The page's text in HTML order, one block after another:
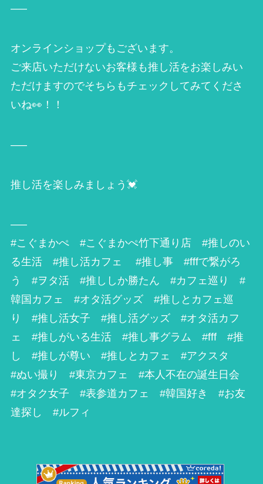
—–
オンラインショップもございます。
ご来店いただけないお客様も推し活をお楽しみい
ただけますのでそちらもチェックしてみてくださ
いね👀！！
—–
推し活を楽しみましょう💓
—–
#こぐまかぺ #こぐまかぺ竹下通り店 #推しのい
る生活 #推し活カフェ #推し事 #fffで繋がろ
う #ヲタ活 #推ししか勝たん #カフェ巡り #
韓国カフェ #オタ活グッズ #推しとカフェ巡
り #推し活女子 #推し活グッズ #オタ活カフ
ェ #推しがいる生活 #推し事グラム #fff #推
し #推しが尊い #推しとカフェ #アクスタ
#ぬい撮り #東京カフェ #本人不在の誕生日会
#オタク女子 #表参道カフェ #韓国好き #お友
達探し #ルフィ